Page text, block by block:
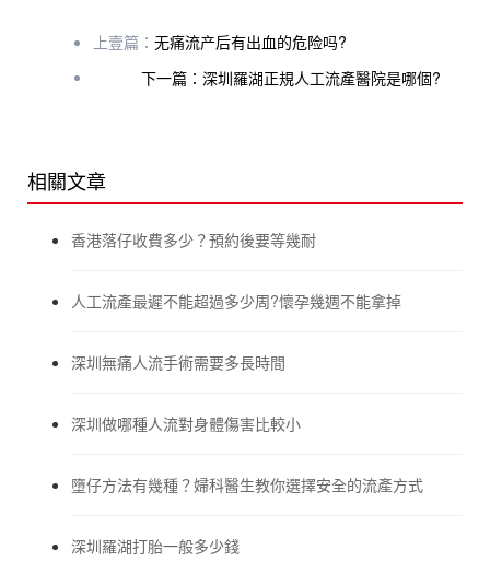
上壹篇： 无痛流产后有出血的危险吗?
下一篇：深圳羅湖正規人工流產醫院是哪個?
相關文章
香港落仔收費多少？預約後要等幾耐
人工流產最遲不能超過多少周?懷孕幾週不能拿掉
深圳無痛人流手術需要多長時間
深圳做哪種人流對身體傷害比較小
墮仔方法有幾種？婦科醫生教你選擇安全的流產方式
深圳羅湖打胎一般多少錢